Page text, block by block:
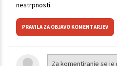
nestrpnosti.
PRAVILA ZA OBJAVO KOMENTARJEV